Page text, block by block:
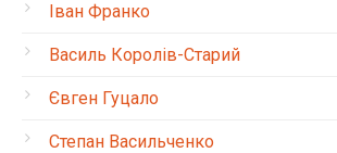
Іван Франко
Василь Королів-Старий
Євген Гуцало
Степан Васильченко